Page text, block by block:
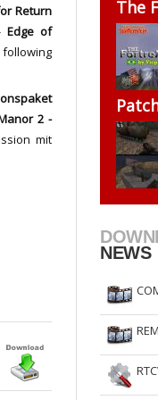
Return
Edge of
2 -
mit
The
NEWS